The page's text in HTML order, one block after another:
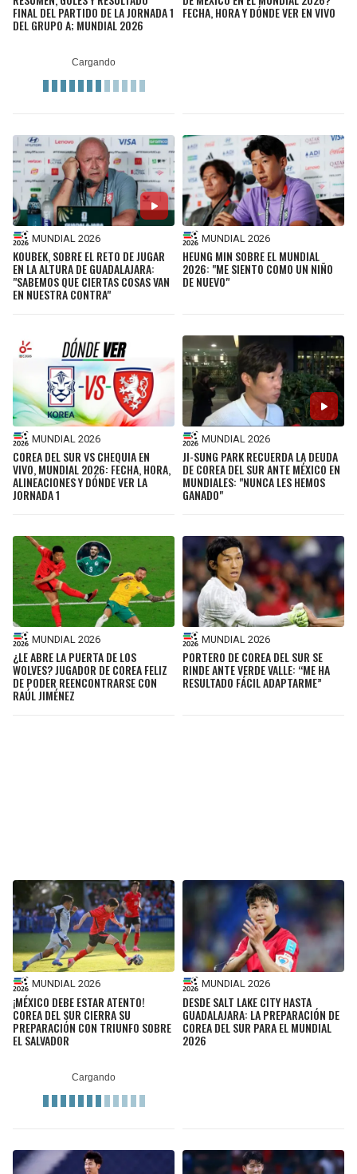
FINAL DEL PARTIDO DE LA JORNADA 1
DEL GRUPO A; MUNDIAL 2026
FECHA, HORA Y DÓNDE VER EN VIVO
MUNDIAL 2026
KOUBEK, SOBRE EL RETO DE JUGAR
EN LA ALTURA DE GUADALAJARA:
"SABEMOS QUE CIERTAS COSAS VAN
EN NUESTRA CONTRA"
MUNDIAL 2026
HEUNG MIN SOBRE EL MUNDIAL
2026: "ME SIENTO COMO UN NIÑO
DE NUEVO"
MUNDIAL 2026
COREA DEL SUR VS CHEQUIA EN
VIVO, MUNDIAL 2026: FECHA, HORA,
ALINEACIONES Y DÓNDE VER LA
JORNADA 1
MUNDIAL 2026
JI-SUNG PARK RECUERDA LA DEUDA
DE COREA DEL SUR ANTE MÉXICO EN
MUNDIALES: "NUNCA LES HEMOS
GANADO"
MUNDIAL 2026
¿LE ABRE LA PUERTA DE LOS
WOLVES? JUGADOR DE COREA FELIZ
DE PODER REENCONTRARSE CON
RAÚL JIMÉNEZ
MUNDIAL 2026
PORTERO DE COREA DEL SUR SE
RINDE ANTE VERDE VALLE: “ME HA
RESULTADO FÁCIL ADAPTARME”
MUNDIAL 2026
¡MÉXICO DEBE ESTAR ATENTO!
COREA DEL SUR CIERRA SU
PREPARACIÓN CON TRIUNFO SOBRE
EL SALVADOR
MUNDIAL 2026
DESDE SALT LAKE CITY HASTA
GUADALAJARA: LA PREPARACIÓN DE
COREA DEL SUR PARA EL MUNDIAL
2026